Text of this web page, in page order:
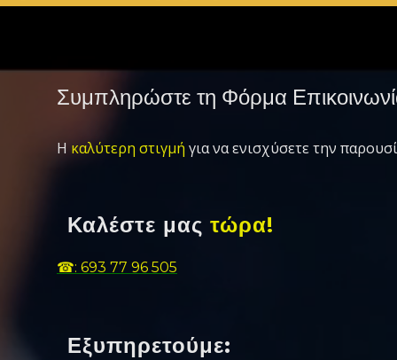
Συμπληρώστε τη Φόρμα
Η καλύτερη στιγμή για να ενισχύσετε την
Καλέστε μας τώρα!
☎: 693 77 96 505
Εξυπηρετούμε: